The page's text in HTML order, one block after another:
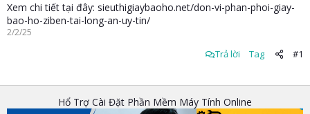
Xem chi tiết tại đây: sieuthigiaybaoho.net/don-vi-phan-phoi-giay-
bao-ho-ziben-tai-long-an-uy-tin/
2/2/25
Trả lời Tag #1
Hổ Trợ Cài Đặt Phần Mềm Máy Tính Online